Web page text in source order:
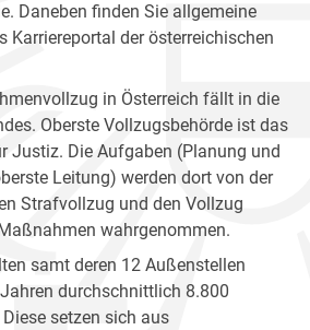
Daneben finden Sie allgemeine
Karriereportal der österreichischen
in Österreich fällt in die
Oberste Vollzugsbehörde ist das
Justiz. Die Aufgaben (Planung und
Leitung) werden dort von der
Strafvollzug und den Vollzug
wahrgenommen.
samt deren 12 Außenstellen
durchschnittlich 8.800
setzen sich aus